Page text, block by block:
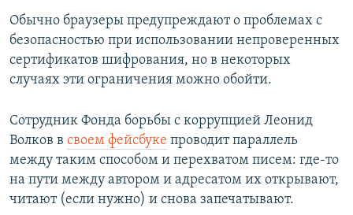
Обычно браузеры предупреждают о проблемах с
безопасностью при использовании непроверенных
сертификатов шифрования, но в некоторых
случаях эти ограничения можно обойти.
Сотрудник Фонда борьбы с коррупцией Леонид
Волков в своем фейсбуке проводит параллель
между таким способом и перехватом писем: где-то
на пути между автором и адресатом их открывают,
читают (если нужно) и снова запечатывают.